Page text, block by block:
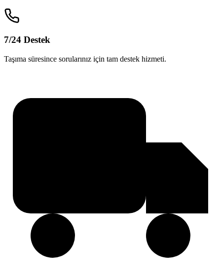
7/24 Destek
Taşıma süresince sorularınız için tam destek hizmeti.